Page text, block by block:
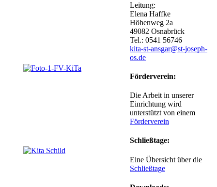
Leitung:
Elena Haffke
Höhenweg 2a
49082 Osnabrück
Tel.: 0541 56746
kita-st-ansgar@st-joseph-
os.de
Förderverein:
Die Arbeit in unserer
Einrichtung wird
unterstützt von einem
Förderverein
Schließtage:
Eine Übersicht über die
Schließtage